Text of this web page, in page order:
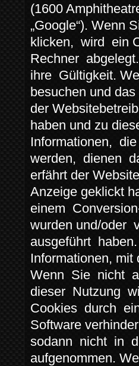
(1600
„Google“). Wenn
klicken, wird ein
Rechner abgelegt.
ihre Gültigkeit.
besuchen und
der
haben und zu
Informationen, die
werden, dienen
erfährt der
Anzeige geklickt
einem
wurden und/oder
ausgeführt
Informationen,
Wenn Sie nicht
dieser Nutzung
Cookies durch
Software
sodann nicht in
aufgenommen.